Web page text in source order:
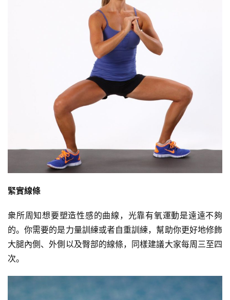
緊實線條
衆所周知想要塑造性感的曲線，光靠有氧運動是遠遠不夠
的。你需要的是力量訓練或者自重訓練，幫助你更好地修飾
大腿內側、外側以及臀部的線條，同樣建議大家每周三至四
次。